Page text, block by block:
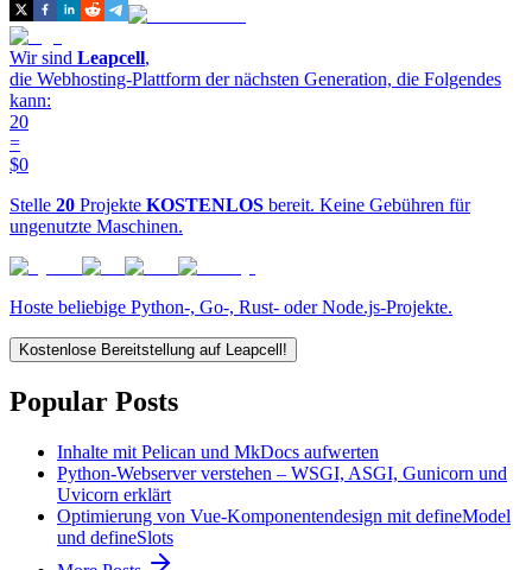
Wir sind Leapcell,
die Webhosting-Plattform der nächsten Generation, die Folgendes
kann:
20
=
$0
Stelle 20 Projekte KOSTENLOS bereit. Keine Gebühren für
ungenutzte Maschinen.
Hoste beliebige Python-, Go-, Rust- oder Node.js-Projekte.
Kostenlose Bereitstellung auf Leapcell!
Popular Posts
Inhalte mit Pelican und MkDocs aufwerten
Python-Webserver verstehen – WSGI, ASGI, Gunicorn und
Uvicorn erklärt
Optimierung von Vue-Komponentendesign mit defineModel
und defineSlots